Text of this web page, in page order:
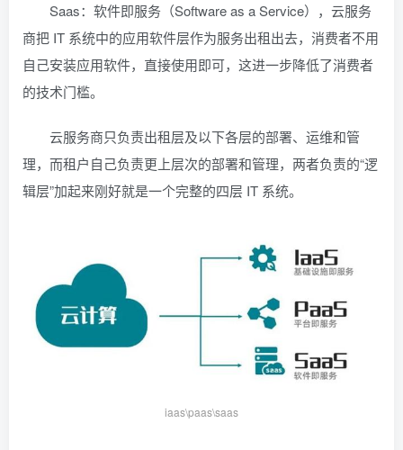
Saas：软件即服务（Software as a Service），云服务
商把 IT 系统中的应用软件层作为服务出租出去，消费者不用
自己安装应用软件，直接使用即可，这进一步降低了消费者
的技术门槛。
云服务商只负责出租层及以下各层的部署、运维和管
理，而租户自己负责更上层次的部署和管理，两者负责的“逻
辑层”加起来刚好就是一个完整的四层 IT 系统。
iaas\paas\saas